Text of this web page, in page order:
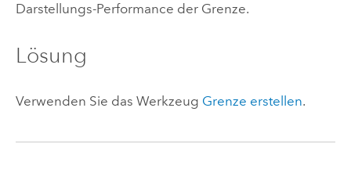
Darstellungs-Performance der Grenze.
Lösung
Verwenden Sie das Werkzeug Grenze erstellen.